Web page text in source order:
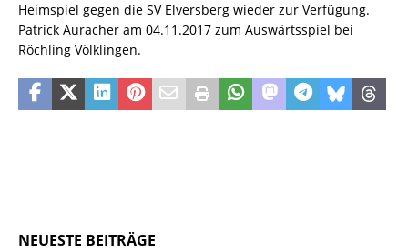
Heimspiel gegen die SV Elversberg wieder zur Verfügung.
Patrick Auracher am 04.11.2017 zum Auswärtsspiel bei
Röchling Völklingen.
NEUESTE BEITRÄGE